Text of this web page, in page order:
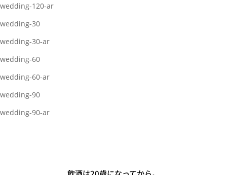
wedding-120-ar
wedding-30
wedding-30-ar
wedding-60
wedding-60-ar
wedding-90
wedding-90-ar